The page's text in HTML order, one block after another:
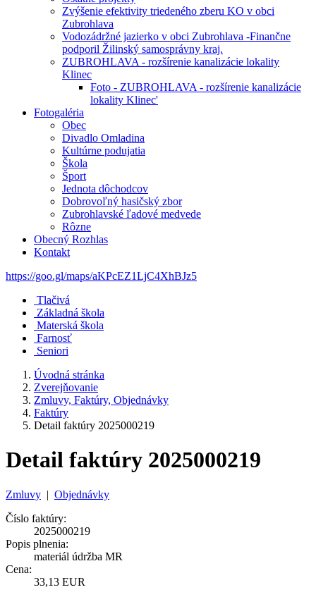
Zvýšenie efektivity triedeného zberu KO v obci
Zubrohlava
Vodozádržné jazierko v obci Zubrohlava -Finančne
podporil Žilinský samosprávny kraj.
ZUBROHLAVA - rozšírenie kanalizácie lokality
Klinec
Foto - ZUBROHLAVA - rozšírenie kanalizácie
lokality Klinec'
Fotogaléria
Obec
Divadlo Omladina
Kultúrne podujatia
Škola
Šport
Jednota dôchodcov
Dobrovoľný hasičský zbor
Zubrohlavské ľadové medvede
Rôzne
Obecný Rozhlas
Kontakt
https://goo.gl/maps/aKPcEZ1LjC4XhBJz5
Tlačivá
Základná škola
Materská škola
Farnosť
Seniori
Úvodná stránka
Zverejňovanie
Zmluvy, Faktúry, Objednávky
Faktúry
Detail faktúry 2025000219
Detail faktúry 2025000219
Zmluvy | Objednávky
Číslo faktúry:
2025000219
Popis plnenia:
materiál údržba MR
Cena:
33,13 EUR